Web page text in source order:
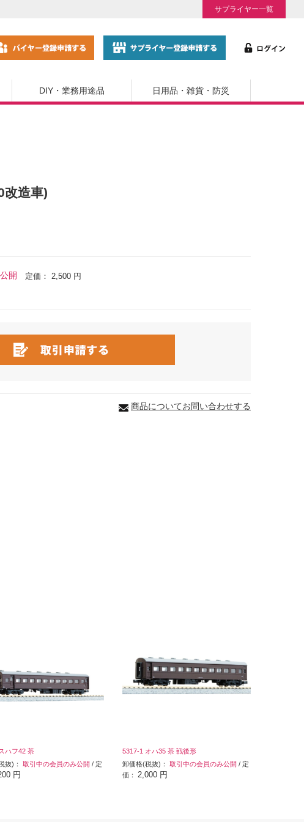
サプライヤー一覧
DIY・業務用途品 日用品・雑貨・防災
改造車)
開 定価： 2,500 円
商品についてお問い合わせする
ハフ42 茶
抜)： 取引中の会員のみ公開 / 定
円
5317-1 オハ35 茶 戦後形
卸価格(税抜)： 取引中の会員のみ公開 / 定
価： 2,000 円